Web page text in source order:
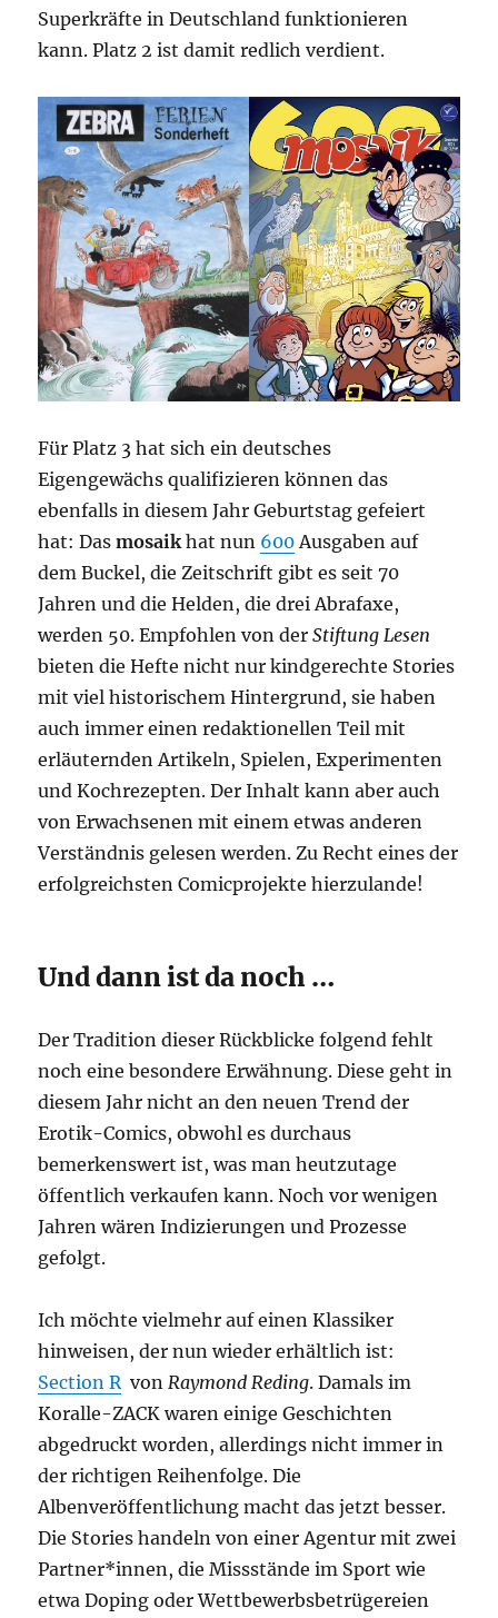
Superkräfte in Deutschland funktionieren
kann. Platz 2 ist damit redlich verdient.
Für Platz 3 hat sich ein deutsches
Eigengewächs qualifizieren können das
ebenfalls in diesem Jahr Geburtstag gefeiert
hat: Dasmosaik hat nun 600 Ausgaben auf
dem Buckel, die Zeitschrift gibt es seit 70
Jahren und die Helden, die drei Abrafaxe,
werden 50. Empfohlen von derStiftung Lesen
bieten die Hefte nicht nur kindgerechte Stories
mit viel historischem Hintergrund, sie haben
auch immer einen redaktionellen Teil mit
erläuternden Artikeln, Spielen, Experimenten
und Kochrezepten. Der Inhalt kann aber auch
von Erwachsenen mit einem etwas anderen
Verständnis gelesen werden. Zu Recht eines der
erfolgreichsten Comicprojekte hierzulande!
Und dann ist da noch …
Der Tradition dieser Rückblicke folgend fehlt
noch eine besondere Erwähnung. Diese geht in
diesem Jahr nicht an den neuen Trend der
Erotik-Comics, obwohl es durchaus
bemerkenswert ist, was man heutzutage
öffentlich verkaufen kann. Noch vor wenigen
Jahren wären Indizierungen und Prozesse
gefolgt.
Ich möchte vielmehr auf einen Klassiker
hinweisen, der nun wieder erhältlich ist:
Section R von Raymond Reding. Damals im
Koralle-ZACK waren einige Geschichten
abgedruckt worden, allerdings nicht immer in
der richtigen Reihenfolge. Die
Albenveröffentlichung macht das jetzt besser.
Die Stories handeln von einer Agentur mit zwei
Partner*innen, die Missstände im Sport wie
etwa Doping oder Wettbewerbsbetrügereien